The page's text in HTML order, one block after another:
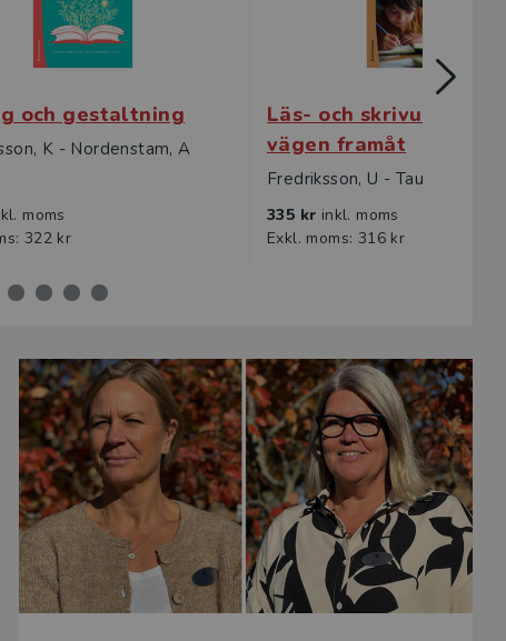
och gestaltning
K - Nordenstam, A
moms
322 kr
Läs- och
vägen framåt
Fredriksson, U - Taube, K
335 kr inkl. moms
Exkl. moms: 316 kr